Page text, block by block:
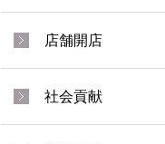
店舗開店
社会貢献